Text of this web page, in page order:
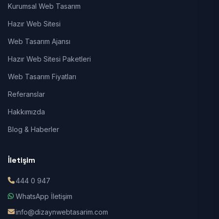
Kurumsal Web Tasarım
Hazır Web Sitesi
Web Tasarım Ajansı
Hazır Web Sitesi Paketleri
Web Tasarım Fiyatları
Referanslar
Hakkımızda
Blog & Haberler
İletişim
444 0 947
WhatsApp İletişim
info@dizaynwebtasarim.com